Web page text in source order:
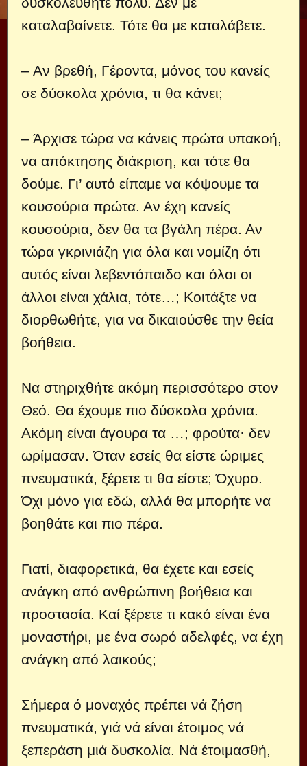
καταλαβαίνετε. Τότε θα με καταλάβετε.
– Αν βρεθή, Γέροντα, μόνος του κανείς
σε δύσκολα χρόνια, τι θα κάνει;
– Άρχισε τώρα να κάνεις πρώτα υπακοή,
να απόκτησης διάκριση, και τότε θα
δούμε. Γι’ αυτό είπαμε να κόψουμε τα
κουσούρια πρώτα. Αν έχη κανείς
κουσούρια, δεν θα τα βγάλη πέρα. Αν
τώρα γκρινιάζη για όλα και νομίζη ότι
αυτός είναι λεβεντόπαιδο και όλοι οι
άλλοι είναι χάλια, τότε…; Κοιτάξτε να
διορθωθήτε, για να δικαιούσθε την θεία
βοήθεια.
Να στηριχθήτε ακόμη περισσότερο στον
Θεό. Θα έχουμε πιο δύσκολα χρόνια.
Ακόμη είναι άγουρα τα …; φρούτα· δεν
ωρίμασαν. Όταν εσείς θα είστε ώριμες
πνευματικά, ξέρετε τι θα είστε; Όχυρο.
Όχι μόνο για εδώ, αλλά θα μπορήτε να
βοηθάτε και πιο πέρα.
Γιατί, διαφορετικά, θα έχετε και εσείς
ανάγκη από ανθρώπινη βοήθεια και
προστασία. Καί ξέρετε τι κακό είναι ένα
μοναστήρι, με ένα σωρό αδελφές, να έχη
ανάγκη από λαικούς;
Σήμερα ό μοναχός πρέπει νά ζήση
πνευματικά, γιά νά είναι έτοιμος νά
ξεπεράση μιά δυσκολία. Νά έτοιμασθή,